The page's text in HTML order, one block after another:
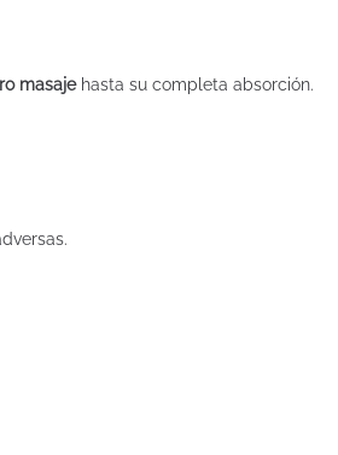
masajehasta su completa absorción.